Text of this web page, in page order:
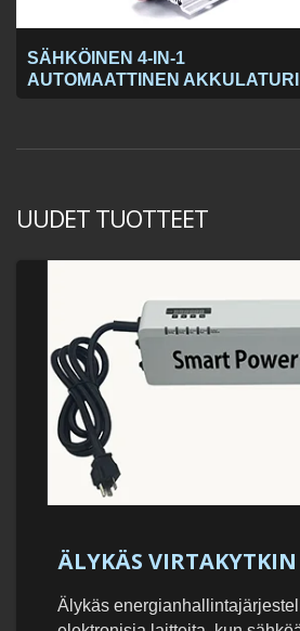
SÄHKÖINEN 4-IN-1
AUTOMAATTINEN AKKULATURI
UUDET TUOTTEET
ÄLYKÄS
Älykäs